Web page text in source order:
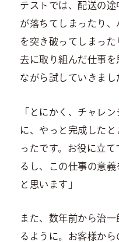
テストでは、配送の
が落ちてしまったり
を突き破ってしまっ
去に取り組んだ仕事
ながら試していきまし
「とにかく、チャレ
に、やっと完成した
ったです。お役に立
るし、この仕事の意
と思います」
また、数年前から治
るように。お客様か